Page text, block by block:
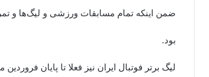
ضمن اینکه تمام مسابقات ورزشی و لیگ‌ها و
بود.
لیگ برتر فوتبال ایران نیز فعلا تا پایان